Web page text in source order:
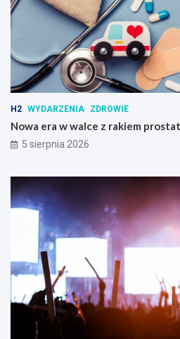
H2 WYDARZENIA ZDROWIE
Nowa era w walce z rakiem
5 sierpnia 2026